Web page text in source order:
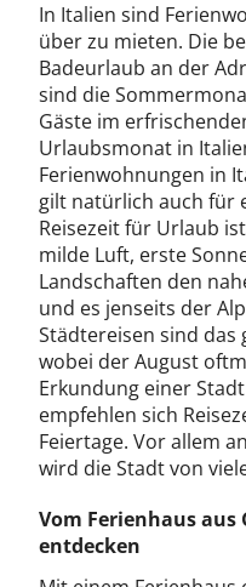
In Italien sind
über zu mieten. Die
Badeurlaub an der
sind die
Gäste im
Urlaubsmonat in
Ferienwohnungen in
gilt natürlich auch für
Reisezeit für Urlaub
milde Luft, erste
Landschaften den
und es jenseits der
Städtereisen sind das
wobei der August
Erkundung einer
empfehlen sich
Feiertage. Vor allem
wird die Stadt von
Vom Ferienhaus
entdecken